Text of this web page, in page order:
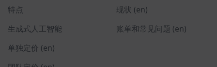
特点
生成式人工智能
单独定价 (en)
现状 (en)
账单和常见问题 (en)